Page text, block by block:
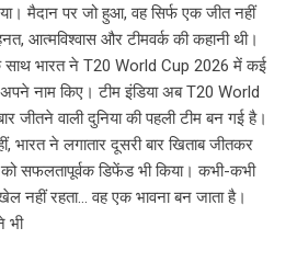
मैदान पर जो हुआ, वह सिर्फ एक जीत नहीं
आत्मविश्वास और टीमवर्क की कहानी थी।
भारत ने T20 World Cup 2026 में कई
अपने नाम किए। टीम इंडिया अब T20 World
जीतने वाली दुनिया की पहली टीम बन गई है।
भारत ने लगातार दूसरी बार खिताब जीतकर
सफलतापूर्वक डिफेंड भी किया। कभी-कभी
नहीं रहता… वह एक भावना बन जाता है।
भी